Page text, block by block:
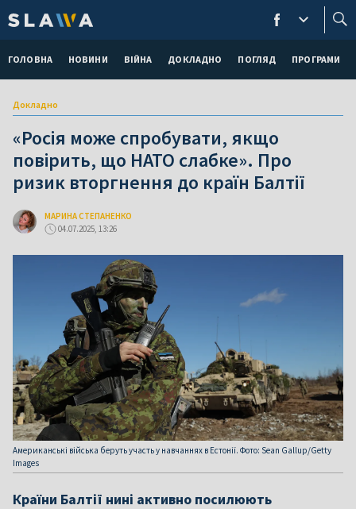
ГОЛОВНА НОВИНИ ВІЙНА ДОКЛАДНО ПОГЛЯД ПРОГРАМИ
Докладно
«Росія може спробувати, якщо
повірить, що НАТО слабке». Про
ризик вторгнення до країн Балтії
МАРИНА СТЕПАНЕНКО
04.07.2025, 13:26
Американські війська беруть участь у навчаннях в Естонії. Фото: Sean Gallup/Getty
Images
Країни Балтії нині активно посилюють